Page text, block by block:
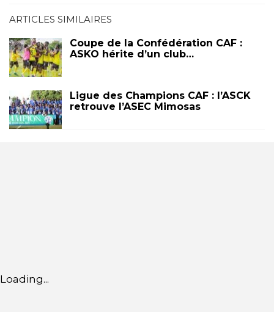
ARTICLES SIMILAIRES
Coupe de la Confédération CAF :
ASKO hérite d’un club…
Ligue des Champions CAF : l’ASCK
retrouve l’ASEC Mimosas
Loading...